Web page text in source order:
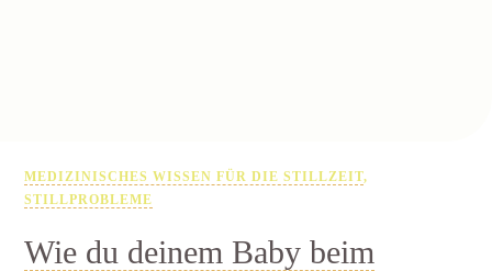
MEDIZINISCHES WISSEN FÜR DIE STILLZEIT,
STILLPROBLEME
Wie du deinem Baby beim